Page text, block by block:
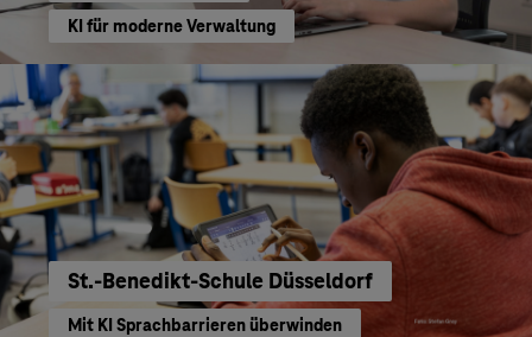
KI für moderne Verwaltung
St.-Benedikt-Schule Düsseldorf
Mit KI Sprachbarrieren überwinden